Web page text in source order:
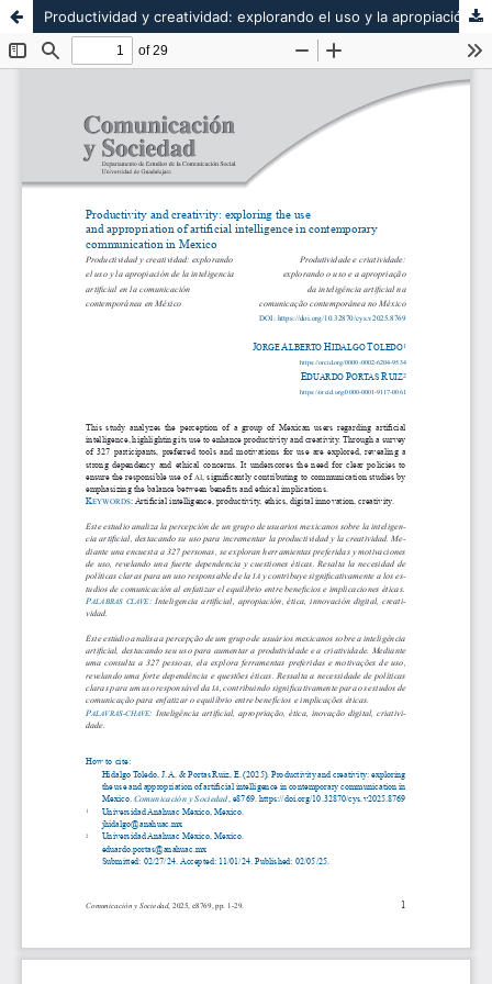
Productividad y creatividad: explorando el uso y la apropiación de la inteligencia artificial en la comunicación contemporánea en México